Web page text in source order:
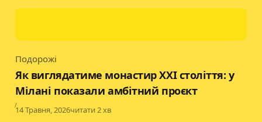
Category
Подорожі
Як виглядатиме монастир XXI століття: у
Мілані показали амбітний проєкт
Published
14 Травня, 2026читати 2 хв